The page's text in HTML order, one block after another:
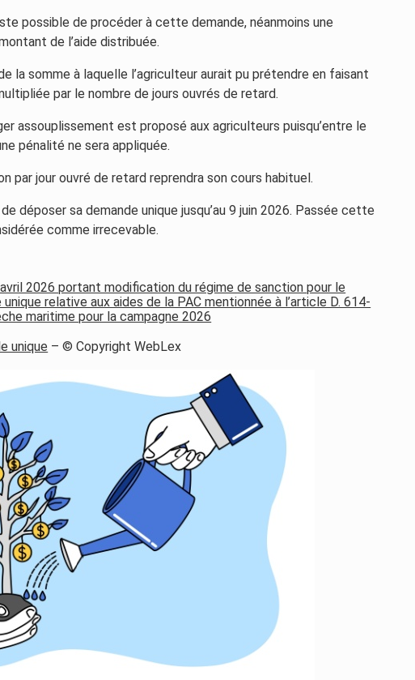
possible de procéder à cette demande, néanmoins une
de l’aide distribuée.
la somme à laquelle l’agriculteur aurait pu prétendre en faisant
par le nombre de jours ouvrés de retard.
assouplissement est proposé aux agriculteurs puisqu’entre le
pénalité ne sera appliquée.
par jour ouvré de retard reprendra son cours habituel.
déposer sa demande unique jusqu’au 9 juin 2026. Passée cette
comme irrecevable.
2026 portant modification du régime de sanction pour le
relative aux aides de la PAC mentionnée à l’article D. 614-
maritime pour la campagne 2026
unique – © Copyright WebLex